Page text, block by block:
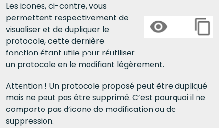
Les icones, ci-contre, vous
permettent respectivement de
visualiser et de dupliquer le
protocole, cette dernière
fonction étant utile pour réutiliser
un protocole en le modifiant légèrement.
Attention ! Un protocole proposé peut être dupliqué
mais ne peut pas être supprimé. C’est pourquoi il ne
comporte pas d’icone de modification ou de
suppression.